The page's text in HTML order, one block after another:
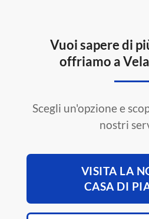
Vuoi sapere di
offriamo a
Scegli un'opzione e
nostri
VISITA LA
CASA DI